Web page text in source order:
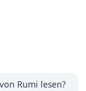
Rumi lesen?